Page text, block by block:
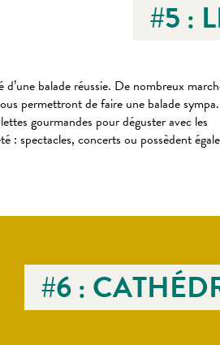
#5 :
balade réussie. De nombreux
permettront de faire une balade
gourmandes pour déguster avec les
: spectacles, concerts ou possèdent
#6 :